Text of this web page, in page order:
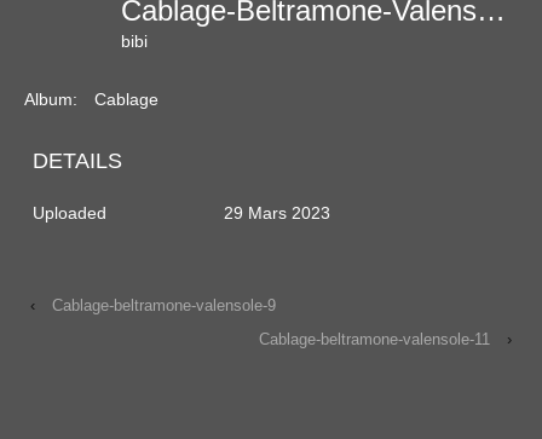
Cablage-Beltramone-Valensole-10
bibi
Album: Cablage
DETAILS
Uploaded 29 Mars 2023
‹
Cablage-beltramone-valensole-9
Cablage-beltramone-valensole-11
›